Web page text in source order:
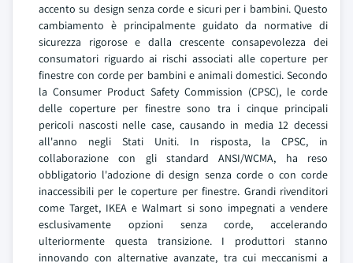
accento su design senza corde e sicuri per i bambini. Questo
cambiamento è principalmente guidato da normative di
sicurezza rigorose e dalla crescente consapevolezza dei
consumatori riguardo ai rischi associati alle coperture per
finestre con corde per bambini e animali domestici. Secondo
la Consumer Product Safety Commission (CPSC), le corde
delle coperture per finestre sono tra i cinque principali
pericoli nascosti nelle case, causando in media 12 decessi
all'anno negli Stati Uniti. In risposta, la CPSC, in
collaborazione con gli standard ANSI/WCMA, ha reso
obbligatorio l'adozione di design senza corde o con corde
inaccessibili per le coperture per finestre. Grandi rivenditori
come Target, IKEA e Walmart si sono impegnati a vendere
esclusivamente opzioni senza corde, accelerando
ulteriormente questa transizione. I produttori stanno
innovando con alternative avanzate, tra cui meccanismi a